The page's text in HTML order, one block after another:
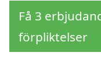
Få 3
förpliktelser